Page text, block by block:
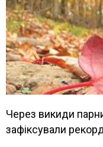
Через викиди
зафіксували